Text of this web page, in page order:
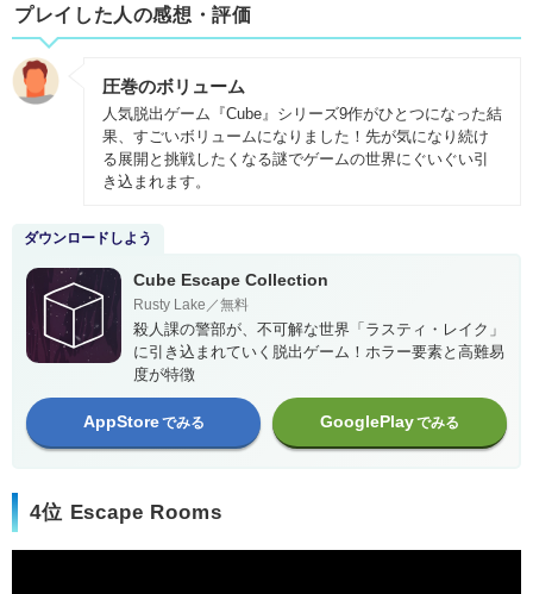
プレイした人の感想・評価
圧巻のボリューム
人気脱出ゲーム『Cube』シリーズ9作がひとつになった結
果、すごいボリュームになりました！先が気になり続け
る展開と挑戦したくなる謎でゲームの世界にぐいぐい引
き込まれます。
ダウンロードしよう
Cube Escape Collection
Rusty Lake／無料
殺人課の警部が、不可解な世界「ラスティ・レイク」
に引き込まれていく脱出ゲーム！ホラー要素と高難易
度が特徴
AppStoreでみる GooglePlayでみる
4位 Escape Rooms